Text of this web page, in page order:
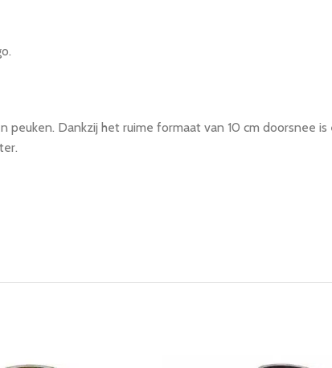
peuken. Dankzij het ruime formaat van 10 cm doorsnee